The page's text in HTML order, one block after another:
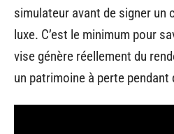
simulateur avant de signer un
luxe. C’est le minimum pour
vise génère réellement du
un patrimoine à perte pendant